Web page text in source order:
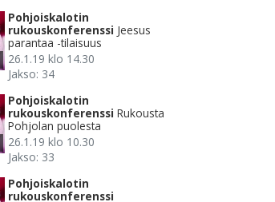
Pohjoiskalotin
rukouskonferenssi Jeesus
parantaa -tilaisuus
26.1.19 klo 14.30
Jakso: 34
Pohjoiskalotin
rukouskonferenssi Rukousta
Pohjolan puolesta
26.1.19 klo 10.30
Jakso: 33
Pohjoiskalotin
rukouskonferenssi